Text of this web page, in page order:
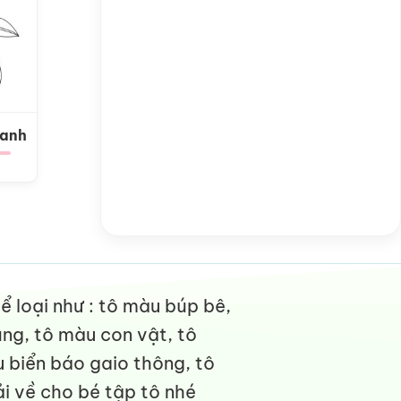
loại như : tô màu búp bê,
tô màu con vật, tô
biển báo gaio thông, tô
về cho bé tập tô nhé